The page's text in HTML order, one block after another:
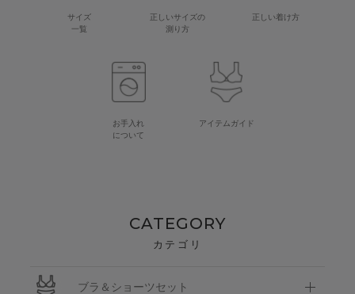
サイズ
一覧
正しいサイズの
測り方
正しい着け方
お手入れ
について
アイテムガイド
CATEGORY
カテゴリ
ブラ＆ショーツセット